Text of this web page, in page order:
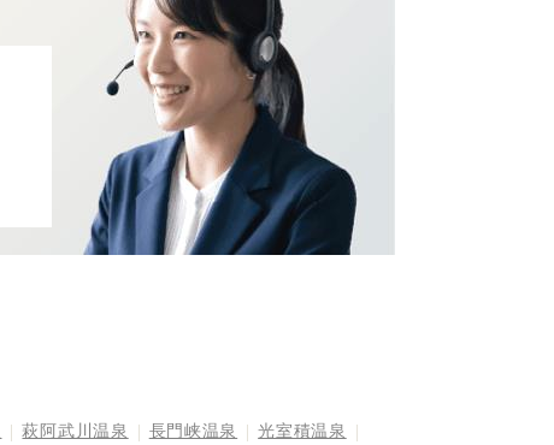
萩阿武川温泉 長門峡温泉
光室積温泉